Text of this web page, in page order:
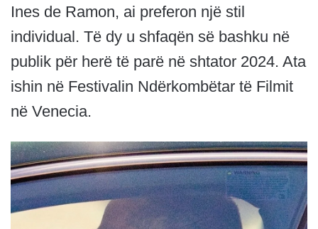
Ines de Ramon, ai preferon një stil
individual. Të dy u shfaqën së bashku në
publik për herë të parë në shtator 2024. Ata
ishin në Festivalin Ndërkombëtar të Filmit
në Venecia.